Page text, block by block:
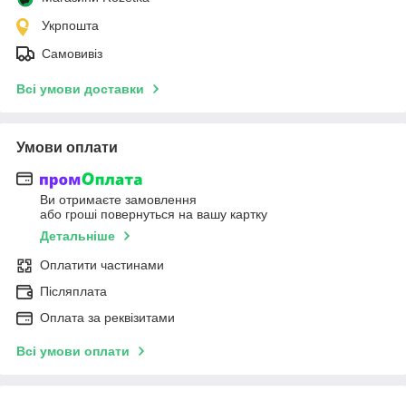
Укрпошта
Самовивіз
Всі умови доставки
Умови оплати
Ви отримаєте замовлення
або гроші повернуться на вашу картку
Детальніше
Оплатити частинами
Післяплата
Оплата за реквізитами
Всі умови оплати